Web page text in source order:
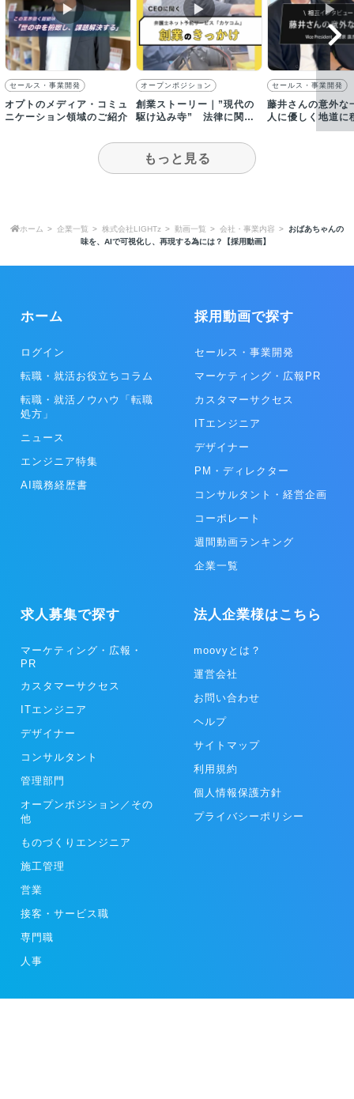
▶︎
セールス・事業開発
オプトのメディア・コミュ
ニケーション領域のご紹介
▶︎
オープンポジション
創業ストーリー｜”現代の
駆け込み寺” 法律に関す
開始
▶︎
セールス・事業開発
藤井さんの意外
人に優しく地道に
もっと見る
ホーム 企業一覧 株式会社LIGHTz 動画一覧 会社・事業内容
おばあちゃんの
味を、AIで可視化し、再現する為には？【採用動画】
ホーム
ログイン
転職・就活お役立ちコラム
転職・就活ノウハウ「転職
処方」
ニュース
エンジニア特集
AI職務経歴書
採用動画で探す
セールス・事業開発
マーケティング・広報PR
カスタマーサクセス
ITエンジニア
デザイナー
PM・ディレクター
コンサルタント・経営企画
コーポレート
週間動画ランキング
企業一覧
求人募集で探す
マーケティング・広報・
PR
カスタマーサクセス
ITエンジニア
デザイナー
コンサルタント
管理部門
オープンポジション／その
他
ものづくりエンジニア
施工管理
営業
接客・サービス職
専門職
人事
法人企業様はこちら
moovyとは？
運営会社
お問い合わせ
ヘルプ
サイトマップ
利用規約
個人情報保護方針
プライバシーポリシー